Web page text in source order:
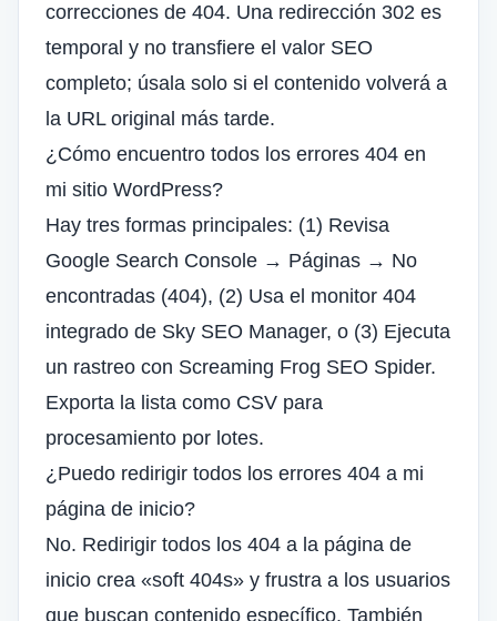
correcciones de 404. Una redirección 302 es
temporal y no transfiere el valor SEO
completo; úsala solo si el contenido volverá a
la URL original más tarde.
¿Cómo encuentro todos los errores 404 en
mi sitio WordPress?
Hay tres formas principales: (1) Revisa
Google Search Console → Páginas → No
encontradas (404), (2) Usa el monitor 404
integrado de Sky SEO Manager, o (3) Ejecuta
un rastreo con Screaming Frog SEO Spider.
Exporta la lista como CSV para
procesamiento por lotes.
¿Puedo redirigir todos los errores 404 a mi
página de inicio?
No. Redirigir todos los 404 a la página de
inicio crea «soft 404s» y frustra a los usuarios
que buscan contenido específico. También